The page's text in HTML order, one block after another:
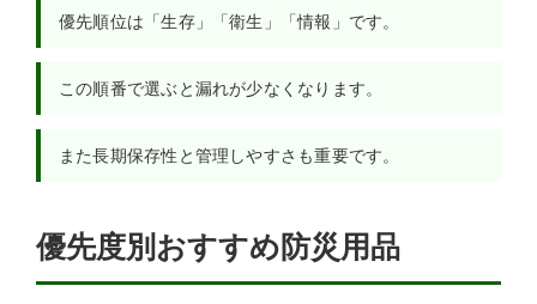
優先順位は「生存」「衛生」「情報」です。
この順番で選ぶと漏れが少なくなります。
また長期保存性と管理しやすさも重要です。
優先度別おすすめ防災用品